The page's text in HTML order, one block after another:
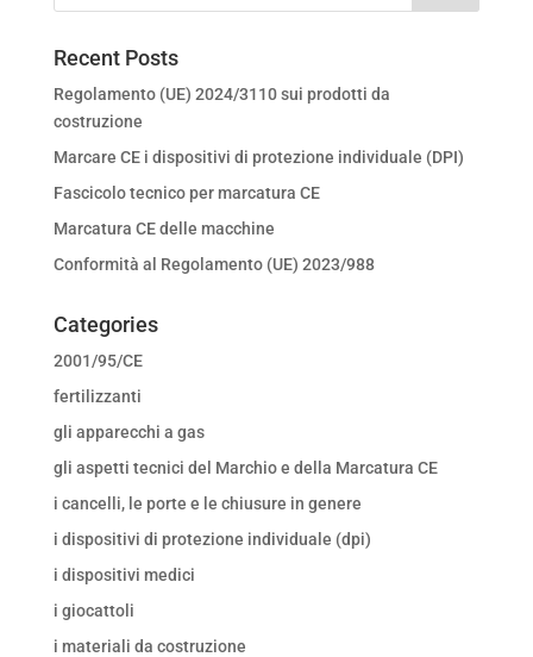
Recent Posts
Regolamento (UE) 2024/3110 sui prodotti da
costruzione
Marcare CE i dispositivi di protezione individuale (DPI)
Fascicolo tecnico per marcatura CE
Marcatura CE delle macchine
Conformità al Regolamento (UE) 2023/988
Categories
2001/95/CE
fertilizzanti
gli apparecchi a gas
gli aspetti tecnici del Marchio e della Marcatura CE
i cancelli, le porte e le chiusure in genere
i dispositivi di protezione individuale (dpi)
i dispositivi medici
i giocattoli
i materiali da costruzione